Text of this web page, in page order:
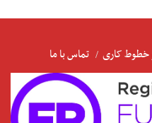
خطوط کاری تماس با ما